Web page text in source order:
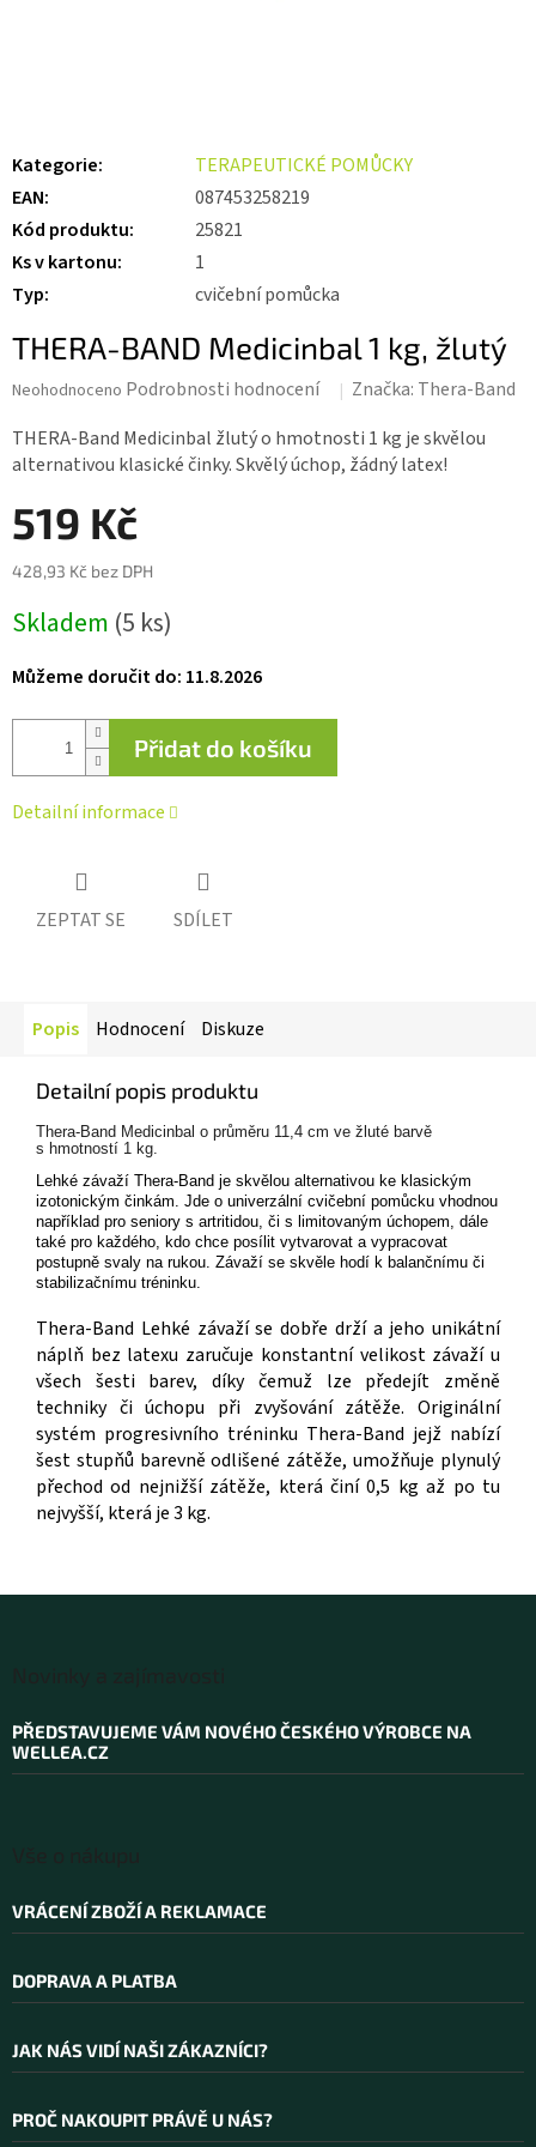
Kategorie:
TERAPEUTICKÉ POMŮCKY
EAN:
087453258219
Kód produktu:
25821
Ks v kartonu:
1
Typ: cvičební pomůcka
THERA-BAND Medicinbal 1 kg, žlutý
Průměrné
produktu
je
0,0
hvězdiček.
Neohodnoceno Podrobnosti hodnocení Značka: Thera-Band
THERA-Band Medicinbal žlutý o hmotnosti 1 kg je skvělou
alternativou klasické činky. Skvělý úchop, žádný latex!
519 Kč
428,93 Kč bez DPH
cena:
Skladem (5 ks)
Můžeme doručit do: 11.8.2026
Přidat do košíku
Detailní informace
ZEPTAT SE SDÍLET
Popis Hodnocení Diskuze
Detailní popis produktu
Thera-Band Medicinbal o průměru 11,4 cm ve žluté barvě
s hmotností 1 kg.
Lehké závaží Thera-Band je skvělou alternativou ke klasickým
izotonickým činkám. Jde o univerzální cvičební pomůcku vhodnou
například pro seniory s artritidou, či s limitovaným úchopem, dále
také pro každého, kdo chce posílit vytvarovat a vypracovat
postupně svaly na rukou. Závaží se skvěle hodí k balančnímu či
stabilizačnímu tréninku.
Thera-Band Lehké závaží se dobře drží a jeho unikátní
náplň bez latexu zaručuje konstantní velikost závaží u
všech šesti barev, díky čemuž lze předejít změně
techniky či úchopu při zvyšování zátěže. Originální
systém progresivního tréninku Thera-Band jejž nabízí
šest stupňů barevně odlišené zátěže, umožňuje plynulý
přechod od nejnižší zátěže, která činí 0,5 kg až po tu
nejvyšší, která je 3 kg.
PŘEDSTAVUJEME VÁM NOVÉHO ČESKÉHO VÝROBCE NA
WELLEA.CZ
VRÁCENÍ ZBOŽÍ A REKLAMACE
DOPRAVA A PLATBA
JAK NÁS VIDÍ NAŠI ZÁKAZNÍCI?
PROČ NAKOUPIT PRÁVĚ U NÁS?